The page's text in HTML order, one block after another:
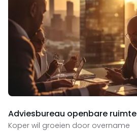
Adviesbureau openbare ruimte
Koper wil groeien door overname